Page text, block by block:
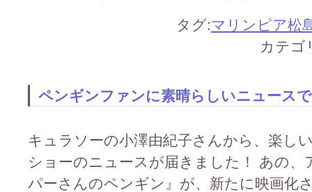
タグ:マリンピア松
カテゴ
ペンギンファンに素晴らしいニュース
キュラソーの小澤由紀子さんから、楽し
ショーのニュースが届きました！ あの、
パーさんのペンギン』が、新たに映画化